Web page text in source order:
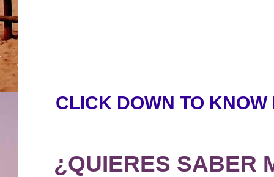
CLICK DOWN TO
¿QUIERES SABER